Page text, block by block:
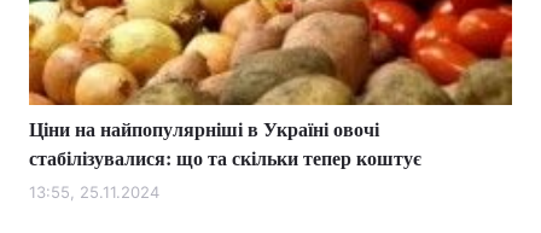
Ціни на найпопулярніші в Україні овочі
стабілізувалися: що та скільки тепер коштує
13:55, 25.11.2024